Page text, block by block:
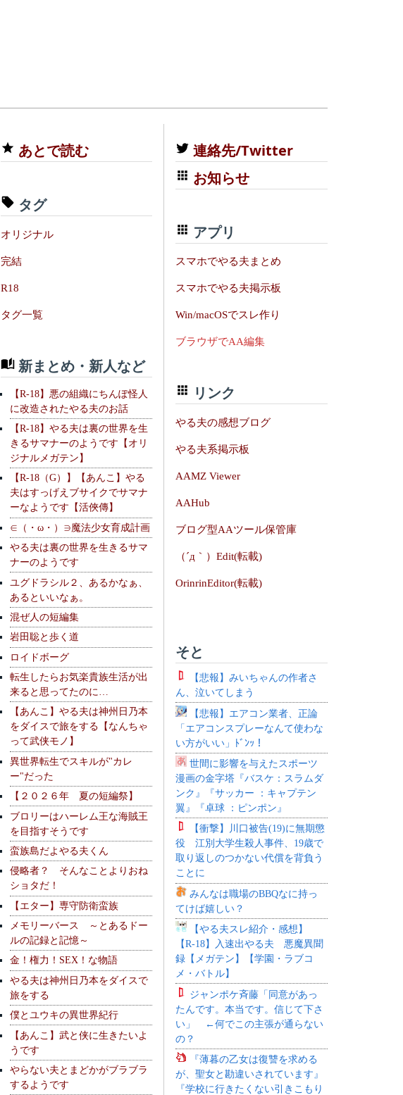
あとで読む
タグ
オリジナル
完結
R18
タグ一覧
新まとめ・新人など
【R-18】悪の組織にちんぽ怪人
に改造されたやる夫のお話
【R-18】やる夫は裏の世界を生
きるサマナーのようです【オリ
ジナルメガテン】
【R-18（G）】【あんこ】やる
夫はすっげえブサイクでサマナ
ーなようです【活俠傳】
∈（・ω・）∋魔法少女育成計画
やる夫は裏の世界を生きるサマ
ナーのようです
ユグドラシル２、あるかなぁ、
あるといいなぁ。
混ぜ人の短編集
岩田聡と歩く道
ロイドボーグ
転生したらお気楽貴族生活が出
来ると思ってたのに…
【あんこ】やる夫は神州日乃本
をダイスで旅をする【なんちゃ
って武侠モノ】
異世界転生でスキルが"カレ
ー"だった
【２０２６年 夏の短編祭】
ブロリーはハーレム王な海賊王
を目指すそうです
蛮族島だよやる夫くん
侵略者？ そんなことよりおね
ショタだ！
【エター】専守防衛蛮族
メモリーバース ～とあるドー
ルの記録と記憶～
金！権力！SEX！な物語
やる夫は神州日乃本をダイスで
旅をする
僕とユウキの異世界紀行
【あんこ】武と侠に生きたいよ
うです
やらない夫とまどかがブラブラ
するようです
連絡先/Twitter
お知らせ
アプリ
スマホでやる夫まとめ
スマホでやる夫掲示板
Win/macOSでスレ作り
ブラウザでAA編集
リンク
やる夫の感想ブログ
やる夫系掲示板
AAMZ Viewer
AAHub
ブログ型AAツール保管庫
（´д｀）Edit(転載)
OrinrinEditor(転載)
そと
【悲報】みいちゃんの作者さ
ん、泣いてしまう
【悲報】エアコン業者、正論
「エアコンスプレーなんて使わな
い方がいい」ﾄﾞﾝｯ！
世間に影響を与えたスポーツ
漫画の金字塔『バスケ：スラムダ
ンク』『サッカー ：キャプテン
翼』『卓球 ：ピンポン』
【衝撃】川口被告(19)に無期懲
役 江別大学生殺人事件、19歳で
取り返しのつかない代償を背負う
ことに
みんなは職場のBBQなに持っ
てけば嬉しい？
【やる夫スレ紹介・感想】
【R-18】入速出やる夫 悪魔異聞
録【メガテン】【学園・ラブコ
メ・バトル】
ジャンポケ斉藤「同意があっ
たんです。本当です。信じて下さ
い」 ←何でこの主張が通らない
の？
『薄暮の乙女は復讐を求める
が、聖女と勘違いされています』
『学校に行きたくない引きこもり